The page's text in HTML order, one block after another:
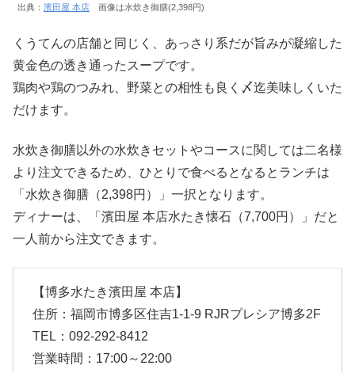
出典： 濱田屋 本店 画像は水炊き御膳(2,398円)
くうてんの店舗と同じく、あっさり系だが旨みが凝縮した
黄金色の透き通ったスープです。
鶏肉や鶏のつみれ、野菜との相性も良く〆迄美味しくいた
だけます。
水炊き御膳以外の水炊きセットやコースに関しては二名様
より注文できるため、ひとりで食べるとなるとランチは
「水炊き御膳（2,398円）」一択となります。
ディナーは、「濱田屋 本店水たき懐石（7,700円）」だと
一人前から注文できます。
【博多水たき濱田屋 本店】
住所：福岡市博多区住吉1-1-9 RJRプレシア博多2F
TEL：092-292-8412
営業時間：17:00～22:00